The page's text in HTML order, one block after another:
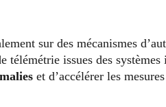
sur des mécanismes
télémétrie issues des
et d’accélérer les